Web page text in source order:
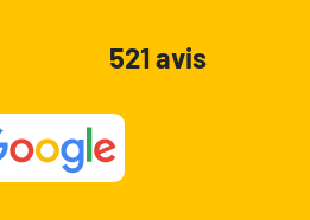
521 avis